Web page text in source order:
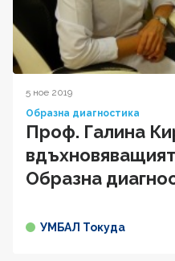
5 ное 2019
Образна диагностика
Проф. Галина
Образна
УМБАЛ Токуда